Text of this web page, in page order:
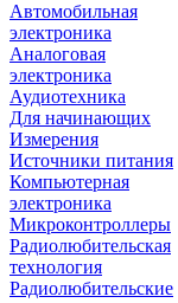
Автомобильная
электроника
Аналоговая
электроника
Аудиотехника
Для начинающих
Измерения
Источники питания
Компьютерная
электроника
Микроконтроллеры
Радиолюбительская
технология
Радиолюбительские